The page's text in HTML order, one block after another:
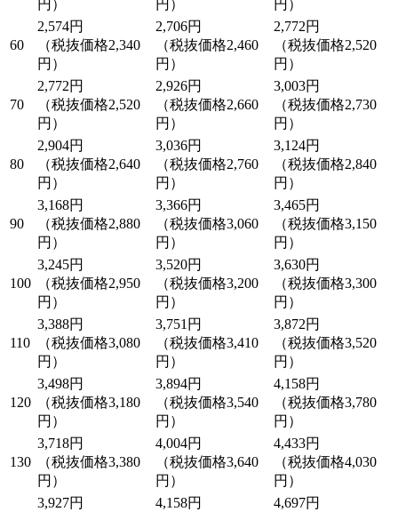
円）
円）
円）
60
2,574円
（税抜価格2,340
円）
2,706円
（税抜価格2,460
円）
2,772円
（税抜価格2,520
円）
70
2,772円
（税抜価格2,520
円）
2,926円
（税抜価格2,660
円）
3,003円
（税抜価格2,730
円）
80
2,904円
（税抜価格2,640
円）
3,036円
（税抜価格2,760
円）
3,124円
（税抜価格2,840
円）
90
3,168円
（税抜価格2,880
円）
3,366円
（税抜価格3,060
円）
3,465円
（税抜価格3,150
円）
100
3,245円
（税抜価格2,950
円）
3,520円
（税抜価格3,200
円）
3,630円
（税抜価格3,300
円）
110
3,388円
（税抜価格3,080
円）
3,751円
（税抜価格3,410
円）
3,872円
（税抜価格3,520
円）
120
3,498円
（税抜価格3,180
円）
3,894円
（税抜価格3,540
円）
4,158円
（税抜価格3,780
円）
130
3,718円
（税抜価格3,380
円）
4,004円
（税抜価格3,640
円）
4,433円
（税抜価格4,030
円）
3,927円
4,158円
4,697円